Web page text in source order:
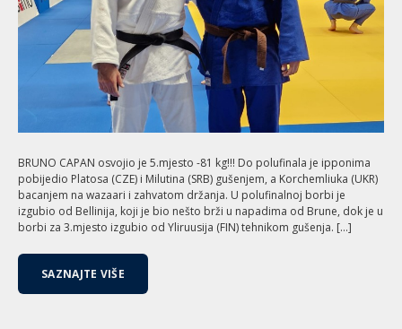
BRUNO CAPAN osvojio je 5.mjesto -81 kg!!! Do polufinala je ipponima
pobijedio Platosa (CZE) i Milutina (SRB) gušenjem, a Korchemliuka (UKR)
bacanjem na wazaari i zahvatom držanja. U polufinalnoj borbi je
izgubio od Bellinija, koji je bio nešto brži u napadima od Brune, dok je u
borbi za 3.mjesto izgubio od Yliruusija (FIN) tehnikom gušenja. […]
SAZNAJTE VIŠE